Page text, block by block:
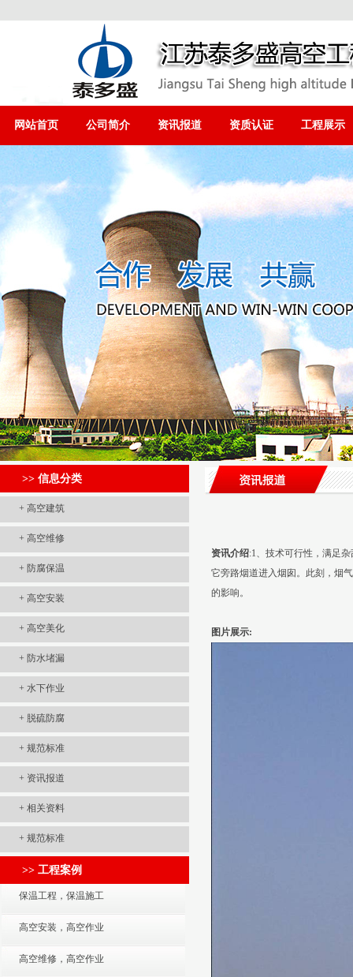
网站首页 公司简介 资讯报道 资质认证 工程展示
>> 信息分类
+ 高空建筑
+ 高空维修
+ 防腐保温
+ 高空安装
+ 高空美化
+ 防水堵漏
+ 水下作业
+ 脱硫防腐
+ 规范标准
+ 资讯报道
+ 相关资料
+ 规范标准
>> 工程案例
保温工程，保温施工
高空安装，高空作业
高空维修，高空作业
资讯介绍:1、技术可行性，满足
它旁路烟道进入烟囱。此刻，烟
的影响。
图片展示: